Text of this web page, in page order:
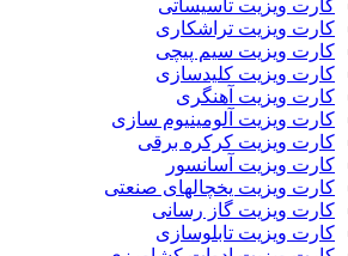
کارت ویزیت تاسیساتی
کارت ویزیت تراشکاری
کارت ویزیت سیم پیچی
کارت ویزیت کلیدسازی
کارت ویزیت آهنگری
کارت ویزیت آلومینیوم سازی
کارت ویزیت کرکره برقی
کارت ویزیت آسانسور
کارت ویزیت یخچالهای صنعتی
کارت ویزیت گاز رسانی
کارت ویزیت تابلوسازی